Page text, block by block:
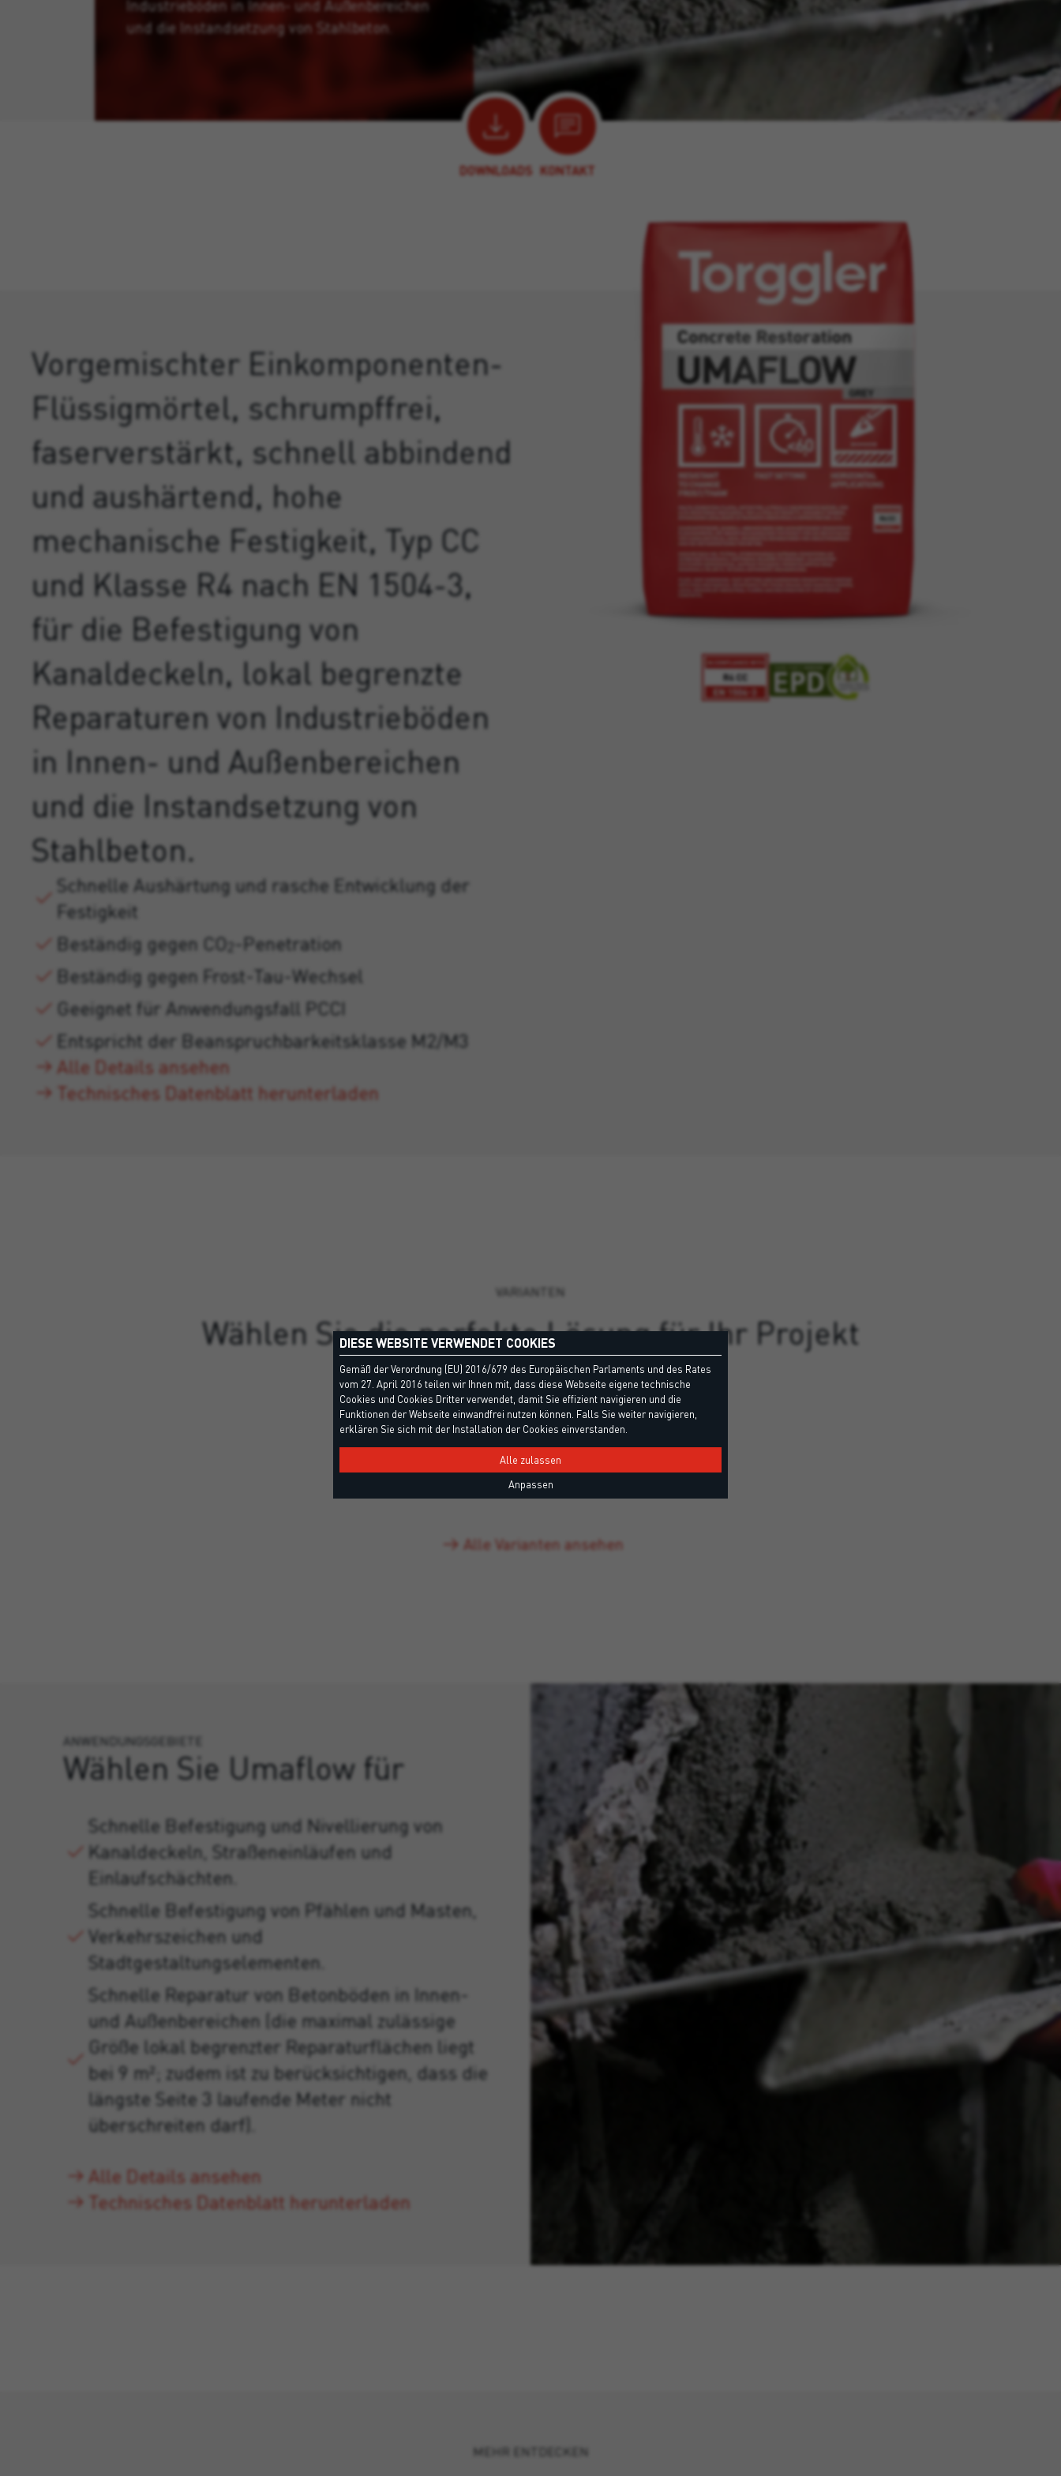
Industrieböden in Innen- und Außenbereichen
und die Instandsetzung von Stahlbeton.
DOWNLOADS KONTAKT
Vorgemischter Einkomponenten-
Flüssigmörtel, schrumpffrei,
faserverstärkt, schnell abbindend
und aushärtend, hohe
mechanische Festigkeit, Typ CC
und Klasse R4 nach EN 1504-3,
für die Befestigung von
Kanaldeckeln, lokal begrenzte
Reparaturen von Industrieböden
in Innen- und Außenbereichen
und die Instandsetzung von
Stahlbeton.
Schnelle Aushärtung und rasche Entwicklung der
Festigkeit
Beständig gegen CO
-Penetration
Beständig gegen Frost-Tau-Wechsel
Geeignet für Anwendungsfall PCCI
Entspricht der Beanspruchbarkeitsklasse M2/M3
Alle Details ansehen
Technisches Datenblatt herunterladen
VARIANTEN
Wählen Sie die perfekte Lösung für Ihr Projekt
Grau Anthrazit
Alle Varianten ansehen
ANWENDUNGSGEBIETE
Wählen Sie Umaflow für
Schnelle Befestigung und Nivellierung von
Kanaldeckeln, Straßeneinläufen und
Einlaufschächten.
Schnelle Befestigung von Pfählen und Masten,
Verkehrszeichen und
Stadtgestaltungselementen.
Schnelle Reparatur von Betonböden in Innen-
und Außenbereichen (die maximal zulässige
Größe lokal begrenzter Reparaturflächen liegt
bei 9 m²; zudem ist zu berücksichtigen, dass die
längste Seite 3 laufende Meter nicht
überschreiten darf).
Alle Details ansehen
Technisches Datenblatt herunterladen
MEHR ENTDECKEN
DIESE WEBSITE VERWENDET COOKIES
Gemäß der Verordnung (EU) 2016/679 des Europäischen Parlaments und des Rates
vom 27. April 2016 teilen wir Ihnen mit, dass diese Webseite eigene technische
Cookies und Cookies Dritter verwendet, damit Sie effizient navigieren und die
Funktionen der Webseite einwandfrei nutzen können. Falls Sie weiter navigieren,
erklären Sie sich mit der Installation der Cookies einverstanden.
Alle zulassen
Anpassen